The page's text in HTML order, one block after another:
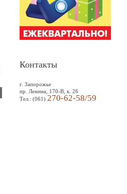
Контакты
г. Запорожье
пр. Ленина, 170-В, к. 26
Тел.: (061) 270-62-58/59